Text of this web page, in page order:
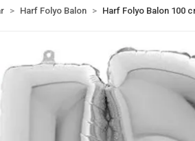
Harf Folyo Balon Harf Folyo Balon 100